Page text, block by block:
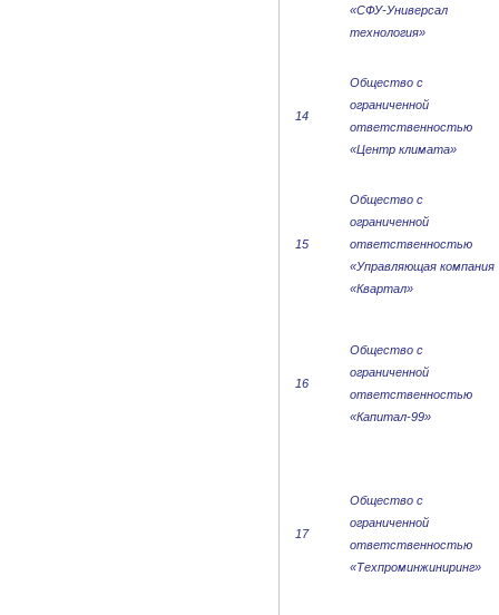
«СФУ-Универсал
технология»
14
Общество с
ограниченной
ответственностью
«Центр климата»
15
Общество с
ограниченной
ответственностью
«Управляющая компания
«Квартал»
16
Общество с
ограниченной
ответственностью
«Капитал-99»
17
Общество с
ограниченной
ответственностью
«Техпроминжиниринг»